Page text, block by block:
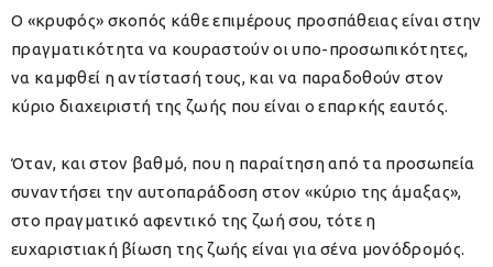
Ο «κρυφός» σκοπός κάθε επιμέρους προσπάθειας είναι στην
πραγματικότητα να κουραστούν οι υπο-προσωπικότητες,
να καμφθεί η αντίστασή τους, και να παραδοθούν στον
κύριο διαχειριστή της ζωής που είναι ο επαρκής εαυτός.
Όταν, και στον βαθμό, που η παραίτηση από τα προσωπεία
συναντήσει την αυτοπαράδοση στον «κύριο της άμαξας»,
στο πραγματικό αφεντικό της ζωή σου, τότε η
ευχαριστιακή βίωση της ζωής είναι για σένα μονόδρομός.